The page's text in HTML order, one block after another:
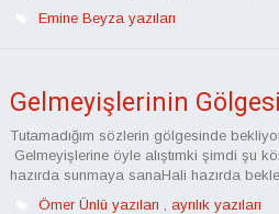
Emine Beyza yazıları
Gelmeyişlerinin Gölgesi
Tutamadığım sözlerin gölgesinde
Gelmeyişlerine öyle alıştımki şimdi şu
hazırda sunmaya sanaHali hazırda
Ömer Ünlü yazıları , ayrılık yazıları